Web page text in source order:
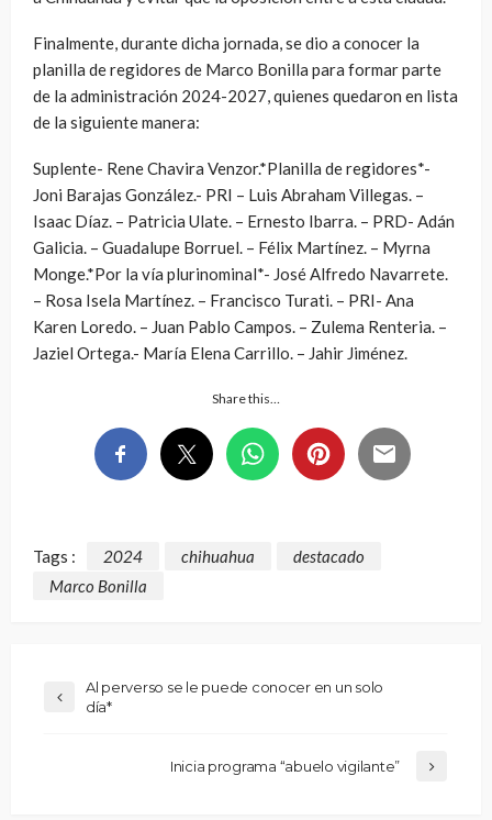
Finalmente, durante dicha jornada, se dio a conocer la
planilla de regidores de Marco Bonilla para formar parte
de la administración 2024-2027, quienes quedaron en lista
de la siguiente manera:
Suplente- Rene Chavira Venzor.*Planilla de regidores*-
Joni Barajas González.- PRI – Luis Abraham Villegas. –
Isaac Díaz. – Patricia Ulate. – Ernesto Ibarra. – PRD- Adán
Galicia. – Guadalupe Borruel. – Félix Martínez. – Myrna
Monge.*Por la vía plurinominal*- José Alfredo Navarrete.
– Rosa Isela Martínez. – Francisco Turati. – PRI- Ana
Karen Loredo. – Juan Pablo Campos. – Zulema Renteria. –
Jaziel Ortega.- María Elena Carrillo. – Jahir Jiménez.
Share this…
Tags : 2024 chihuahua
destacado
Marco Bonilla
Al perverso se le puede conocer en un solo
día*
Inicia programa “abuelo vigilante”